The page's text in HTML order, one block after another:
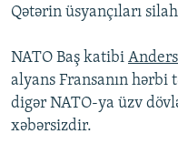
Qətərin üsyançıları
NATO Baş katibi
alyans Fransanın hərbi
digər NATO-ya üzv
xəbərsizdir.